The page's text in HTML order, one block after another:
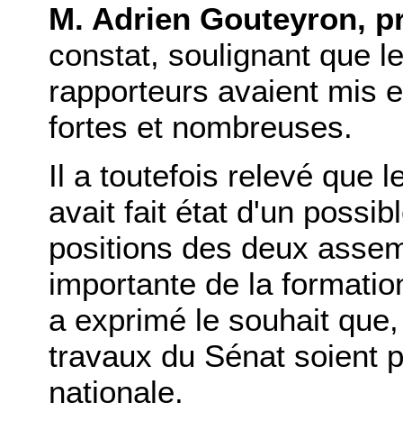
M. Adrien Gouteyron,
constat, soulignant que
rapporteurs avaient mis
fortes et nombreuses.
Il a toutefois relevé que
avait fait état d'un
positions des deux
importante de la
a exprimé le souhait
travaux du Sénat soient
nationale.